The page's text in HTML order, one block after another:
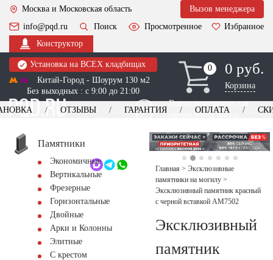
Москва и Московская область
Вызов менеджера
info@pqd.ru
Поиск Просмотренное
Избранное
Конструктор
Установка на ВСЕХ кладбищах
Китай-Город - Шоурум 130 м2
Без выходных : с 9:00 до 21:00
0
0 0 руб.
Корзина
Выезд менеджера для
оформления заказа
+7 (495) 518-44-23
Обратный звонок
ОТЗЫВЫ ГАРАНТИЯ ОПЛАТА
Памятники
Экономичные
Вертикальные
Фрезерные
Горизонтальные
Двойные
Арки и Колонны
Элитные
С крестом
Главная > Эксклюзивные
памятники на могилу >
Эксклюзивный памятник красный
с черной вставкой AM7502
Эксклюзивный
памятник